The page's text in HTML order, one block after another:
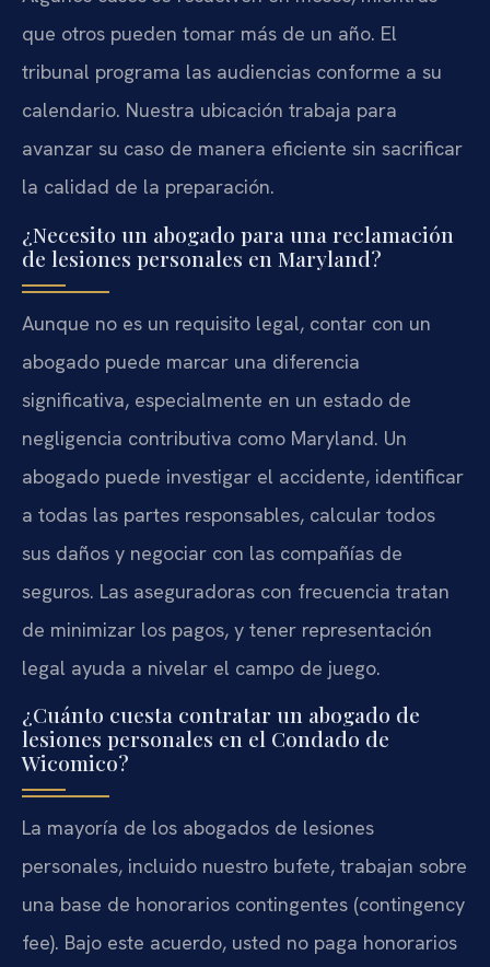
que otros pueden tomar más de un año. El
tribunal programa las audiencias conforme a su
calendario. Nuestra ubicación trabaja para
avanzar su caso de manera eficiente sin sacrificar
la calidad de la preparación.
¿Necesito un abogado para una reclamación
de lesiones personales en Maryland?
Aunque no es un requisito legal, contar con un
abogado puede marcar una diferencia
significativa, especialmente en un estado de
negligencia contributiva como Maryland. Un
abogado puede investigar el accidente, identificar
a todas las partes responsables, calcular todos
sus daños y negociar con las compañías de
seguros. Las aseguradoras con frecuencia tratan
de minimizar los pagos, y tener representación
legal ayuda a nivelar el campo de juego.
¿Cuánto cuesta contratar un abogado de
lesiones personales en el Condado de
Wicomico?
La mayoría de los abogados de lesiones
personales, incluido nuestro bufete, trabajan sobre
una base de honorarios contingentes (contingency
fee). Bajo este acuerdo, usted no paga honorarios